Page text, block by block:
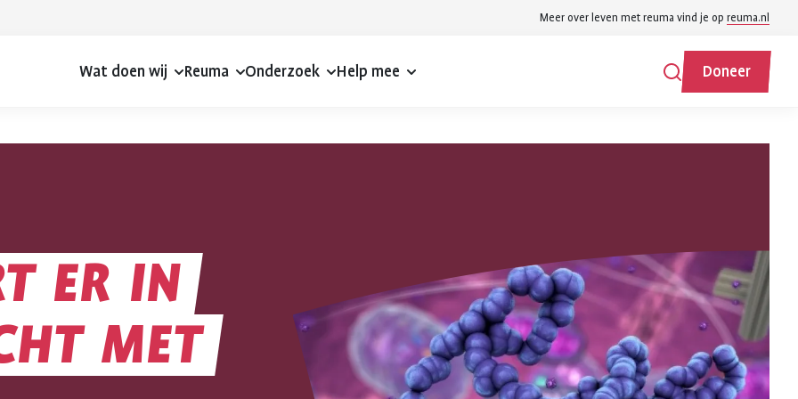
Meer over leven met reuma vind je op reuma.nl
Wat doen wij Reuma Onderzoek Help mee ZoekenDoneer
ER IN
MET